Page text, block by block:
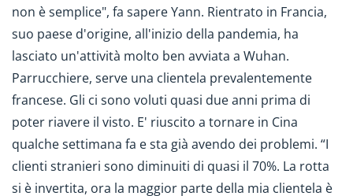
non è semplice", fa sapere Yann. Rientrato in Francia,
suo paese d'origine, all'inizio della pandemia, ha
lasciato un'attività molto ben avviata a Wuhan.
Parrucchiere, serve una clientela prevalentemente
francese. Gli ci sono voluti quasi due anni prima di
poter riavere il visto. E' riuscito a tornare in Cina
qualche settimana fa e sta già avendo dei problemi. “I
clienti stranieri sono diminuiti di quasi il 70%. La rotta
si è invertita, ora la maggior parte della mia clientela è